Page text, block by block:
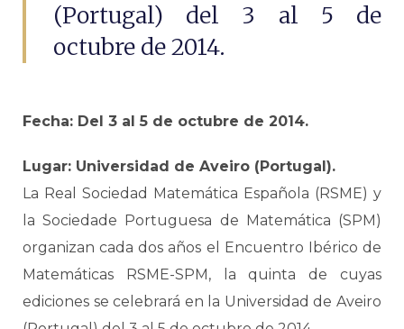
(Portugal) del 3 al 5 de
octubre de 2014.
Fecha: Del 3 al 5 de octubre de 2014.
Lugar: Universidad de Aveiro (Portugal).
La Real Sociedad Matemática Española (RSME) y
la Sociedade Portuguesa de Matemática (SPM)
organizan cada dos años el Encuentro Ibérico de
Matemáticas RSME-SPM, la quinta de cuyas
ediciones se celebrará en la Universidad de Aveiro